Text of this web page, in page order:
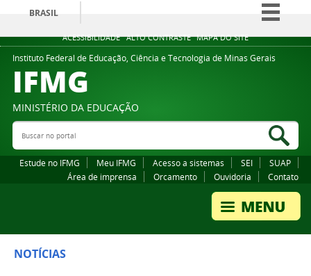
ACESSIBILIDADE ALTO CONTRASTE MAPA DO SITE
BRASIL
Simplifique!
Comunica BR
Legislação
Instituto Federal de Educação, Ciência e Tecnologia de Minas Gerais
IFMG
MINISTÉRIO DA EDUCAÇÃO
Buscar no portal
Estude no IFMG Meu IFMG Acesso a sistemas SEI
SUAP
Área de imprensa
Orcamento Ouvidoria Contato
NOTÍCIAS